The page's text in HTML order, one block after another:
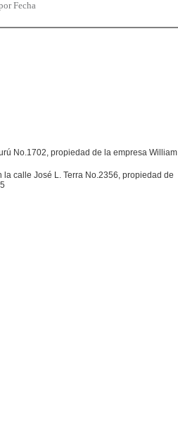
Fecha
No.1702, propiedad de la empresa William
calle José L. Terra No.2356, propiedad de